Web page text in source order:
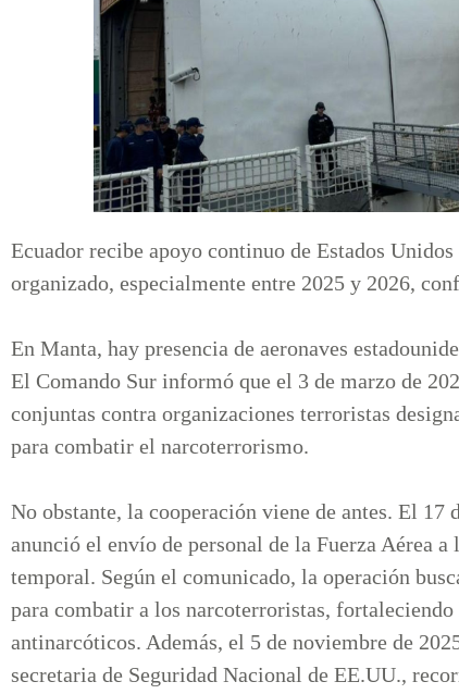
Ecuador recibe apoyo continuo de Estados
organizado, especialmente entre 2025 y 2026,
En Manta, hay presencia de aeronaves
El Comando Sur informó que el 3 de marzo de
conjuntas contra organizaciones terroristas
para combatir el narcoterrorismo.
No obstante, la cooperación viene de antes. El
anunció el envío de personal de la Fuerza Aérea
temporal. Según el comunicado, la operación
para combatir a los narcoterroristas,
antinarcóticos. Además, el 5 de noviembre de
secretaria de Seguridad Nacional de EE.UU.,